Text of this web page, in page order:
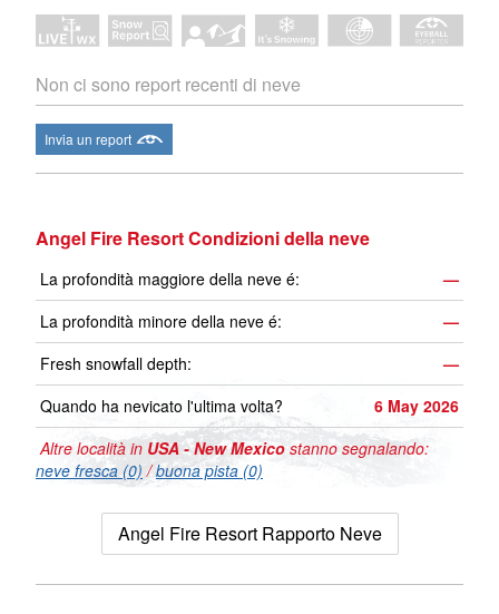
Non ci sono report recenti di neve
Invia un report
Angel Fire Resort Condizioni della neve
La profondità maggiore della neve é:
—
La profondità minore della neve é:
—
Fresh snowfall depth:
—
Quando ha nevicato l'ultima volta?
6 May 2026
Altre località in USA - New Mexico stanno segnalando:
neve fresca (0) /buona pista (0)
Angel Fire Resort Rapporto Neve